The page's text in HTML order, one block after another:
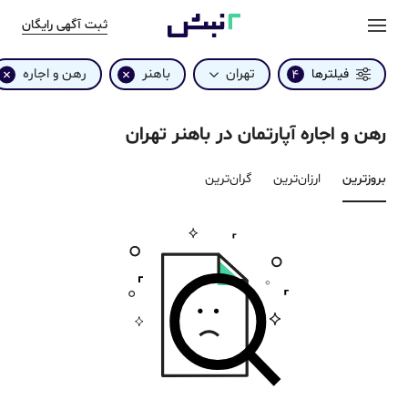
ثبت آگهی رایگان
فیلترها 4 تهران باهنر رهن و اجاره
رهن و اجاره آپارتمان در باهنر تهران
بروزترین‌ ارزان‌ترین گران‌ترین